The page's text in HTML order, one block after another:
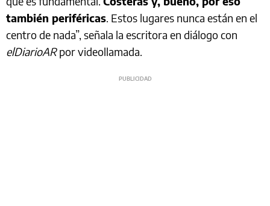
también periféricas. Estos lugares nunca están en el
centro de nada”, señala la escritora en diálogo con
elDiarioARpor videollamada.